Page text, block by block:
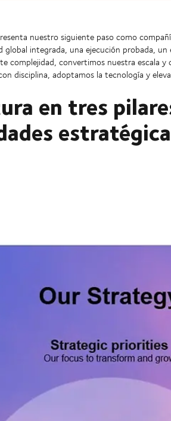
nuestro siguiente paso como
global integrada, una ejecución probada, un
complejidad, convertimos nuestra escala y
disciplina, adoptamos la tecnología y
en tres